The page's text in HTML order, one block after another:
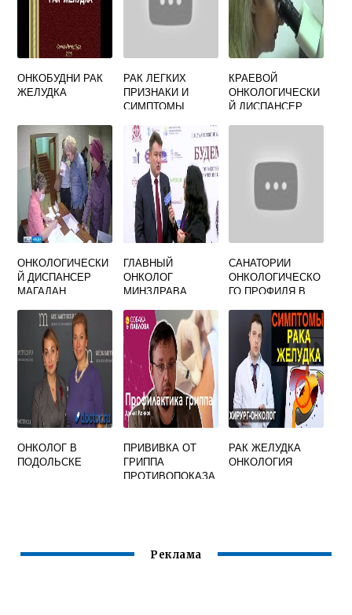
ОНКОБУДНИ РАК
ЖЕЛУДКА
РАК ЛЕГКИХ
ПРИЗНАКИ И
СИМПТОМЫ
КРАЕВОЙ
ОНКОЛОГИЧЕСКИ
Й ДИСПАНСЕР
ОНКОЛОГИЧЕСКИ
Й ДИСПАНСЕР
МАГАДАН
ГЛАВНЫЙ
ОНКОЛОГ
МИНЗДРАВА
САНАТОРИИ
ОНКОЛОГИЧЕСКО
ГО ПРОФИЛЯ В
ОНКОЛОГ В
ПОДОЛЬСКЕ
ПРИВИВКА ОТ
ГРИППА
ПРОТИВОПОКАЗА
РАК ЖЕЛУДКА
ОНКОЛОГИЯ
Реклама